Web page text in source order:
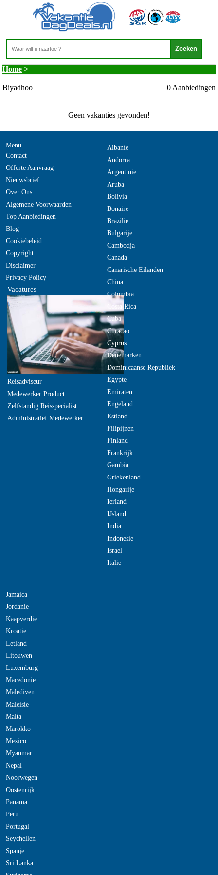
Malediven - Zuid Male Atol - Biyadhoo
Home >
Biyadhoo 0 Aanbiedingen
Geen vakanties gevonden!
Menu
Contact
Offerte Aanvraag
Nieuwsbrief
Over Ons
Algemene Voorwaarden
Top Aanbiedingen
Blog
Cookiebeleid
Copyright
Disclaimer
Privacy Policy
Vacatures
Reisadviseur
Medewerker Product
Zelfstandig Reisspecialist
Administratief Medewerker
Albanie
Andorra
Argentinie
Aruba
Bolivia
Bonaire
Brazilie
Bulgarije
Cambodja
Canada
Canarische Eilanden
China
Colombia
Costa Rica
Cuba
Curacao
Cyprus
Denemarken
Dominicaanse Republiek
Egypte
Emiraten
Engeland
Estland
Filipijnen
Finland
Frankrijk
Gambia
Griekenland
Hongarije
Ierland
IJsland
India
Indonesie
Israel
Italie
Jamaica
Jordanie
Kaapverdie
Kroatie
Letland
Litouwen
Luxemburg
Macedonie
Malediven
Maleisie
Malta
Marokko
Mexico
Myanmar
Nepal
Noorwegen
Oostenrijk
Panama
Peru
Portugal
Seychellen
Spanje
Sri Lanka